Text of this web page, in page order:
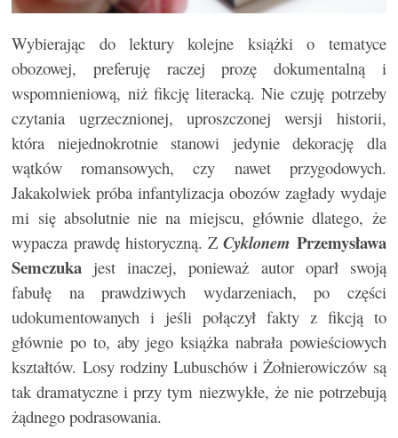
Wybierając do lektury kolejne książki o tematyce
obozowej, preferuję raczej prozę dokumentalną i
wspomnieniową, niż fikcję literacką. Nie czuję potrzeby
czytania ugrzecznionej, uproszczonej wersji historii,
która niejednokrotnie stanowi jedynie dekorację dla
wątków romansowych, czy nawet przygodowych.
Jakakolwiek próba infantylizacja obozów zagłady wydaje
mi się absolutnie nie na miejscu, głównie dlatego, że
wypacza prawdę historyczną. ZCyklonem Przemysława
Semczuka jest inaczej, ponieważ autor oparł swoją
fabułę na prawdziwych wydarzeniach, po części
udokumentowanych i jeśli połączył fakty z fikcją to
głównie po to, aby jego książka nabrała powieściowych
kształtów. Losy rodziny Lubuschów i Żołnierowiczów są
tak dramatyczne i przy tym niezwykłe, że nie potrzebują
żądnego podrasowania.